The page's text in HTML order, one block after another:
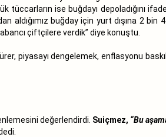
ise buğdayı depoladığını
aldığımız buğday için yurt dışına 2 bin
çiftçilere verdik” diye konuştu.
piyasayı dengelemek, enflasyonu
değerlendirdi. Suiçmez, “Bu